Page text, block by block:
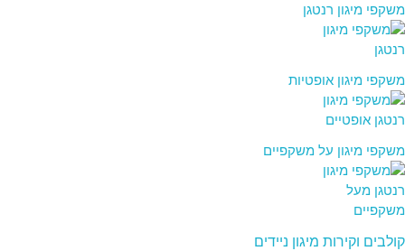
משקפי מיגון רנטגן
משקפי מיגון אופטיות
משקפי מיגון על משקפיים
קולבים וקירות מיגון ניידים